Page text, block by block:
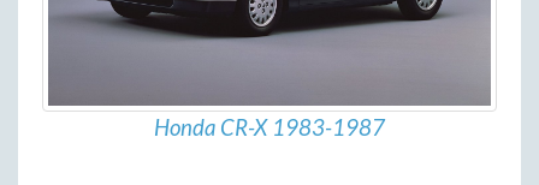
Honda CR-X 1983-1987